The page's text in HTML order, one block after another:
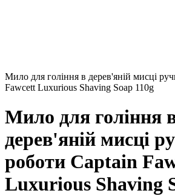
Мило для гоління в дерев'яній мисці
Fawcett Luxurious Shaving Soap 110g
Мило для гоління
дерев'яній мисці
роботи Captain
Luxurious Shaving